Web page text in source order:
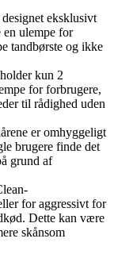
eksklusivt
ulempe for
tandbørste og ikke
kun 2
for forbrugere,
til rådighed uden
er omhyggeligt
brugere finde det
grund af
for aggressivt for
Dette kan være
skånsom